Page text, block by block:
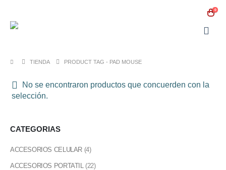
0
TIENDA PRODUCT TAG - PAD MOUSE
No se encontraron productos que concuerden con la
selección.
CATEGORIAS
ACCESORIOS CELULAR (4)
ACCESORIOS PORTATIL (22)